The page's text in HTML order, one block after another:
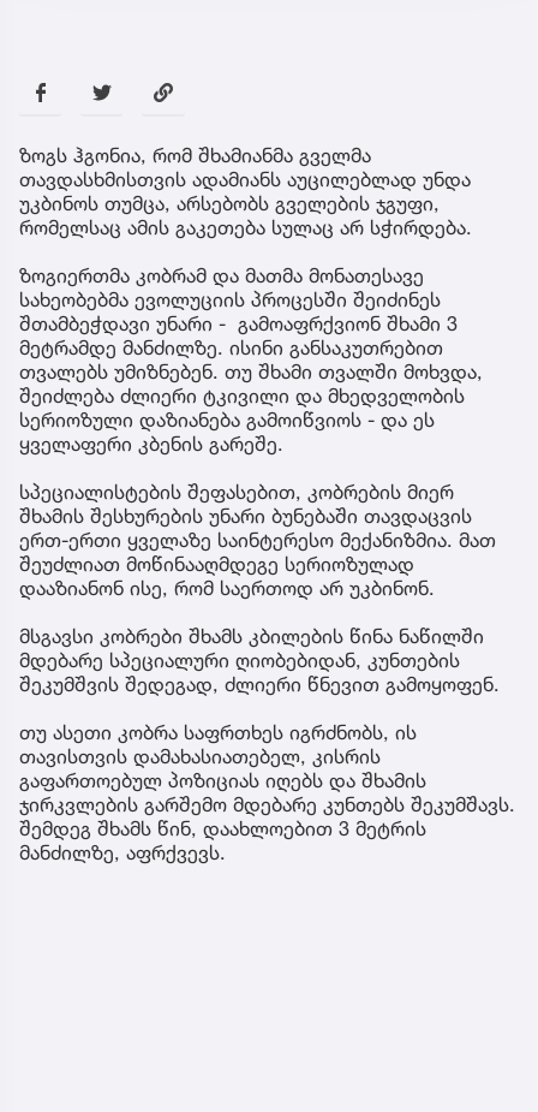
ზოგს ჰგონია, რომ შხამიანმა გველმა
თავდასხმისთვის ადამიანს აუცილებლად უნდა
უკბინოს თუმცა, არსებობს გველების ჯგუფი,
რომელსაც ამის გაკეთება სულაც არ სჭირდება.
ზოგიერთმა კობრამ და მათმა მონათესავე
სახეობებმა ევოლუციის პროცესში შეიძინეს
შთამბეჭდავი უნარი - გამოაფრქვიონ შხამი 3
მეტრამდე მანძილზე. ისინი განსაკუთრებით
თვალებს უმიზნებენ. თუ შხამი თვალში მოხვდა,
შეიძლება ძლიერი ტკივილი და მხედველობის
სერიოზული დაზიანება გამოიწვიოს - და ეს
ყველაფერი კბენის გარეშე.
სპეციალისტების შეფასებით, კობრების მიერ
შხამის შესხურების უნარი ბუნებაში თავდაცვის
ერთ-ერთი ყველაზე საინტერესო მექანიზმია. მათ
შეუძლიათ მოწინააღმდეგე სერიოზულად
დააზიანონ ისე, რომ საერთოდ არ უკბინონ.
მსგავსი კობრები შხამს კბილების წინა ნაწილში
მდებარე სპეციალური ღიობებიდან, კუნთების
შეკუმშვის შედეგად, ძლიერი წნევით გამოყოფენ.
თუ ასეთი კობრა საფრთხეს იგრძნობს, ის
თავისთვის დამახასიათებელ, კისრის
გაფართოებულ პოზიციას იღებს და შხამის
ჯირკვლების გარშემო მდებარე კუნთებს შეკუმშავს.
შემდეგ შხამს წინ, დაახლოებით 3 მეტრის
მანძილზე, აფრქვევს.